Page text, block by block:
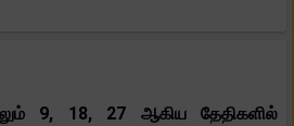
9, 18, 27 ஆகிய தேதிகளில்